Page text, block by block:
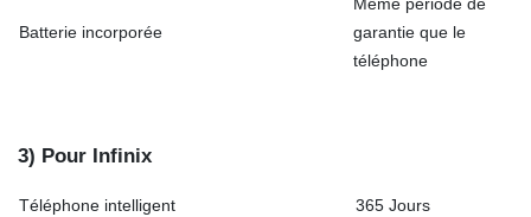
Batterie incorporée
garantie que le
téléphone
3) Pour Infinix
Téléphone intelligent 365 Jours